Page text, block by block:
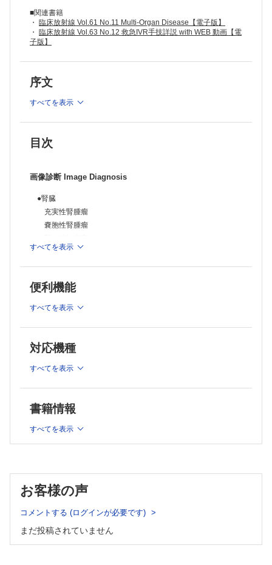
非機能性副腎疾患(非機能性腺腫、転移など)
●膀胱・前立腺・精巣
前立腺・精嚢
先天異常
核医学 Nuclear Medicine
腎動態、静態シンチグラフィの概要
GI-BONEによる骨転移の評価
泌尿器科腫瘍におけるFDG-PET/CT
Ra-223を用いた前立腺癌の内用療法
放射線治療 Radiation Therapy
腎癌の放射線治療
前立腺永久挿入密封小線源治療(低線量率組織内照射)
前立腺癌の術後照射
前立腺癌の寡分割照射
前立腺癌のIMRT
前立腺癌の重粒子線治療
■関連書籍
・ 臨床放射線 Vol.61 No.11 Multi-Organ Disease【電子版】
・ 臨床放射線 Vol.63 No.12 救急IVR手技詳説 with WEB 動画【電
子版】
序文
すべてを表示
目次
画像診断 Image Diagnosis
●腎臓
充実性腎腫瘤
嚢胞性腎腫瘤
透析腎と合併症
感染症
尿路結石
腎盂・尿管
●後腹膜
非機能性副腎疾患(非機能性腺腫、転移など)
●膀胱・前立腺・精巣
●小児尿路
小児尿路感染症と救急疾患
小児の腫瘍
すべてを表示
便利機能
すべてを表示
対応機種
すべてを表示
書籍情報
すべてを表示
お客様の声
コメントする (ログインが必要です)
まだ投稿されていません